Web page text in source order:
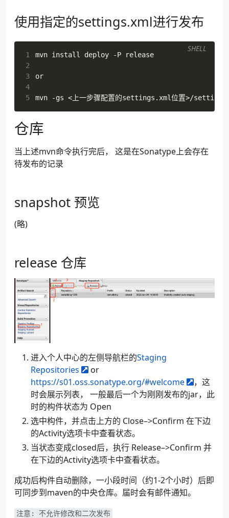
10
<gpg.keyname>
</gpg.keyname>
11
<gpg.passphrase><!-- 需要填写生成gpg签
使用指定的settings.xml进行发布
1
mvn install deploy -P release
2
3
or
4
5
SHELL
仓库
当上述mvn命令执行完后， 这是在Sonatype上会存在
待发布的记录
snapshot 预览
(略)
release 仓库
进入个人中心的左侧导航栏的Staging
Repositories
or
https://s01.oss.sonatype.org/#welcome
，这
时会展示列表， 一般最后一个为刚刚发布的jar，此
时的构件状态为 Open
选中构件，并点击上方的 Close–>Confirm 在下边
的Activity选项卡中查看状态。
当状态变成closed后，执行 Release–>Confirm 并
在下边的Activity选项卡中查看状态。
成功后构件自动删除，一小段时间（约1-2个小时）后即
可同步到maven的中央仓库。届时会有邮件通知。
注意: 不允许修改和二次发布